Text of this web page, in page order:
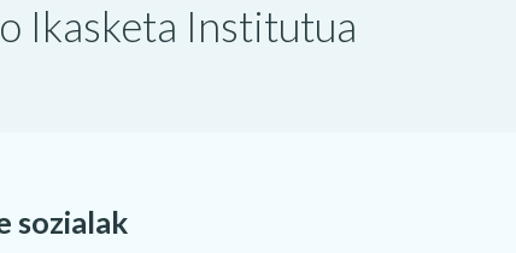
Ikasketa Institutua
sozialak